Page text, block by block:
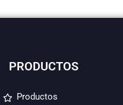
PRODUCTOS
Productos